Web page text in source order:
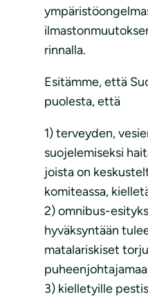
rinnalla.
Esitämme, että
puolesta, että
1) terveyden,
suojelemiseksi
joista on
komiteassa,
2) omnibus-
hyväksyntään
matalariskiset
3) kielletyille